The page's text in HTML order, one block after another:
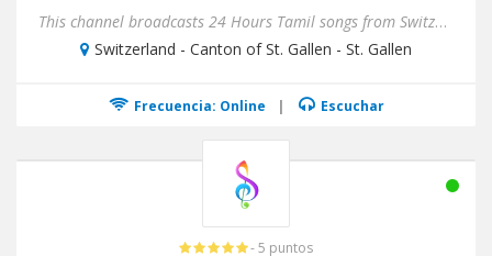
This channel broadcasts 24 Hours Tamil songs from Switzerland and you can listen to your favorite Tamil songs, Tamil ...
Switzerland - Canton of St. Gallen - St. Gallen
Frecuencia: Online | Escuchar
- 5 puntos